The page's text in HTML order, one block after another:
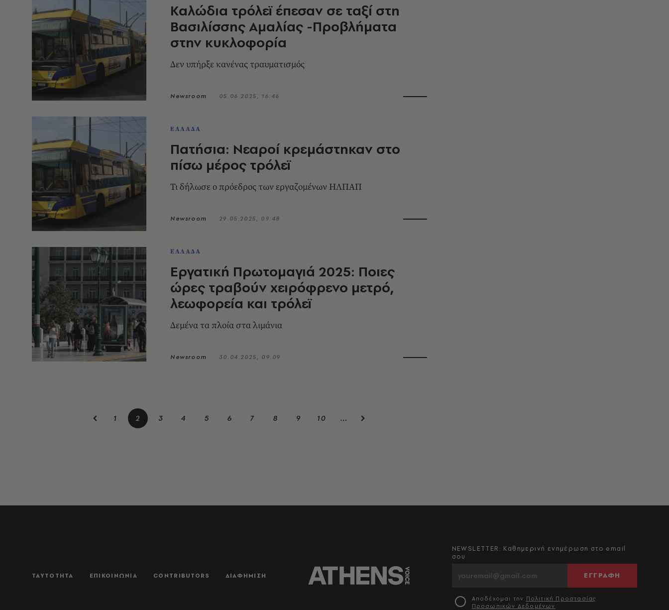
Καλώδια τρόλεϊ έπεσαν σε ταξί στη
Βασιλίσσης Αμαλίας -Προβλήματα
στην κυκλοφορία
Δεν υπήρξε κανένας τραυματισμός
Newsroom 05.06.2025, 16:46
ΕΛΛΑΔΑ
Πατήσια: Νεαροί κρεμάστηκαν στο
πίσω μέρος τρόλεϊ
Τι δήλωσε ο πρόεδρος των εργαζομένων ΗΛΠΑΠ
Newsroom 29.05.2025, 09:48
ΕΛΛΑΔΑ
Εργατική Πρωτομαγιά 2025: Ποιες
ώρες τραβούν χειρόφρενο μετρό,
λεωφορεία και τρόλεϊ
Δεμένα τα πλοία στα λιμάνια
Newsroom 30.04.2025, 09:09
1 2 3 4 5 6 7 8 9 10 …
ΤΑΥΤΟΤΗΤΑ ΕΠΙΚΟΙΝΩΝΙΑ CONTRIBUTORS ΔΙΑΦΗΜΙΣΗ
NEWSLETTER: Καθημερινή ενημέρωση στο email
σου
ΕΓΓΡΑΦΗ
Αποδέχομαι την Πολιτική Προστασίας
Προσωπικών Δεδομένων